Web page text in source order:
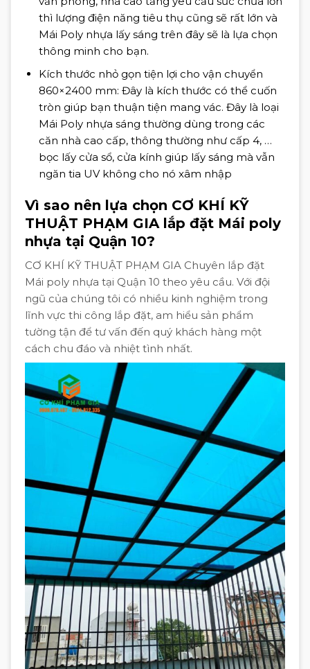
thì lượng điện năng tiêu thụ cũng sẽ rất lớn và
Mái Poly nhựa lấy sáng trên đây sẽ là lựa chọn
thông minh cho bạn.
Kích thước nhỏ gọn tiện lợi cho vận chuyển
860×2400 mm: Đây là kích thước có thể cuốn
tròn giúp bạn thuận tiện mang vác. Đây là loại
Mái Poly nhựa sáng thường dùng trong các
căn nhà cao cấp, thông thường như cấp 4, …
bọc lấy cửa sổ, cửa kính giúp lấy sáng mà vẫn
ngăn tia UV không cho nó xâm nhập
Vì sao nên lựa chọn CƠ KHÍ KỸ
THUẬT PHẠM GIA lắp đặt Mái poly
nhựa tại Quận 10?
CƠ KHÍ KỸ THUẬT PHẠM GIA Chuyên lắp đặt
Mái poly nhựa tại Quận 10 theo yêu cầu. Với đội
ngũ của chúng tôi có nhiều kinh nghiệm trong
lĩnh vực thi công lắp đặt, am hiểu sản phẩm
tường tận để tư vấn đến quý khách hàng một
cách chu đáo và nhiệt tình nhất.